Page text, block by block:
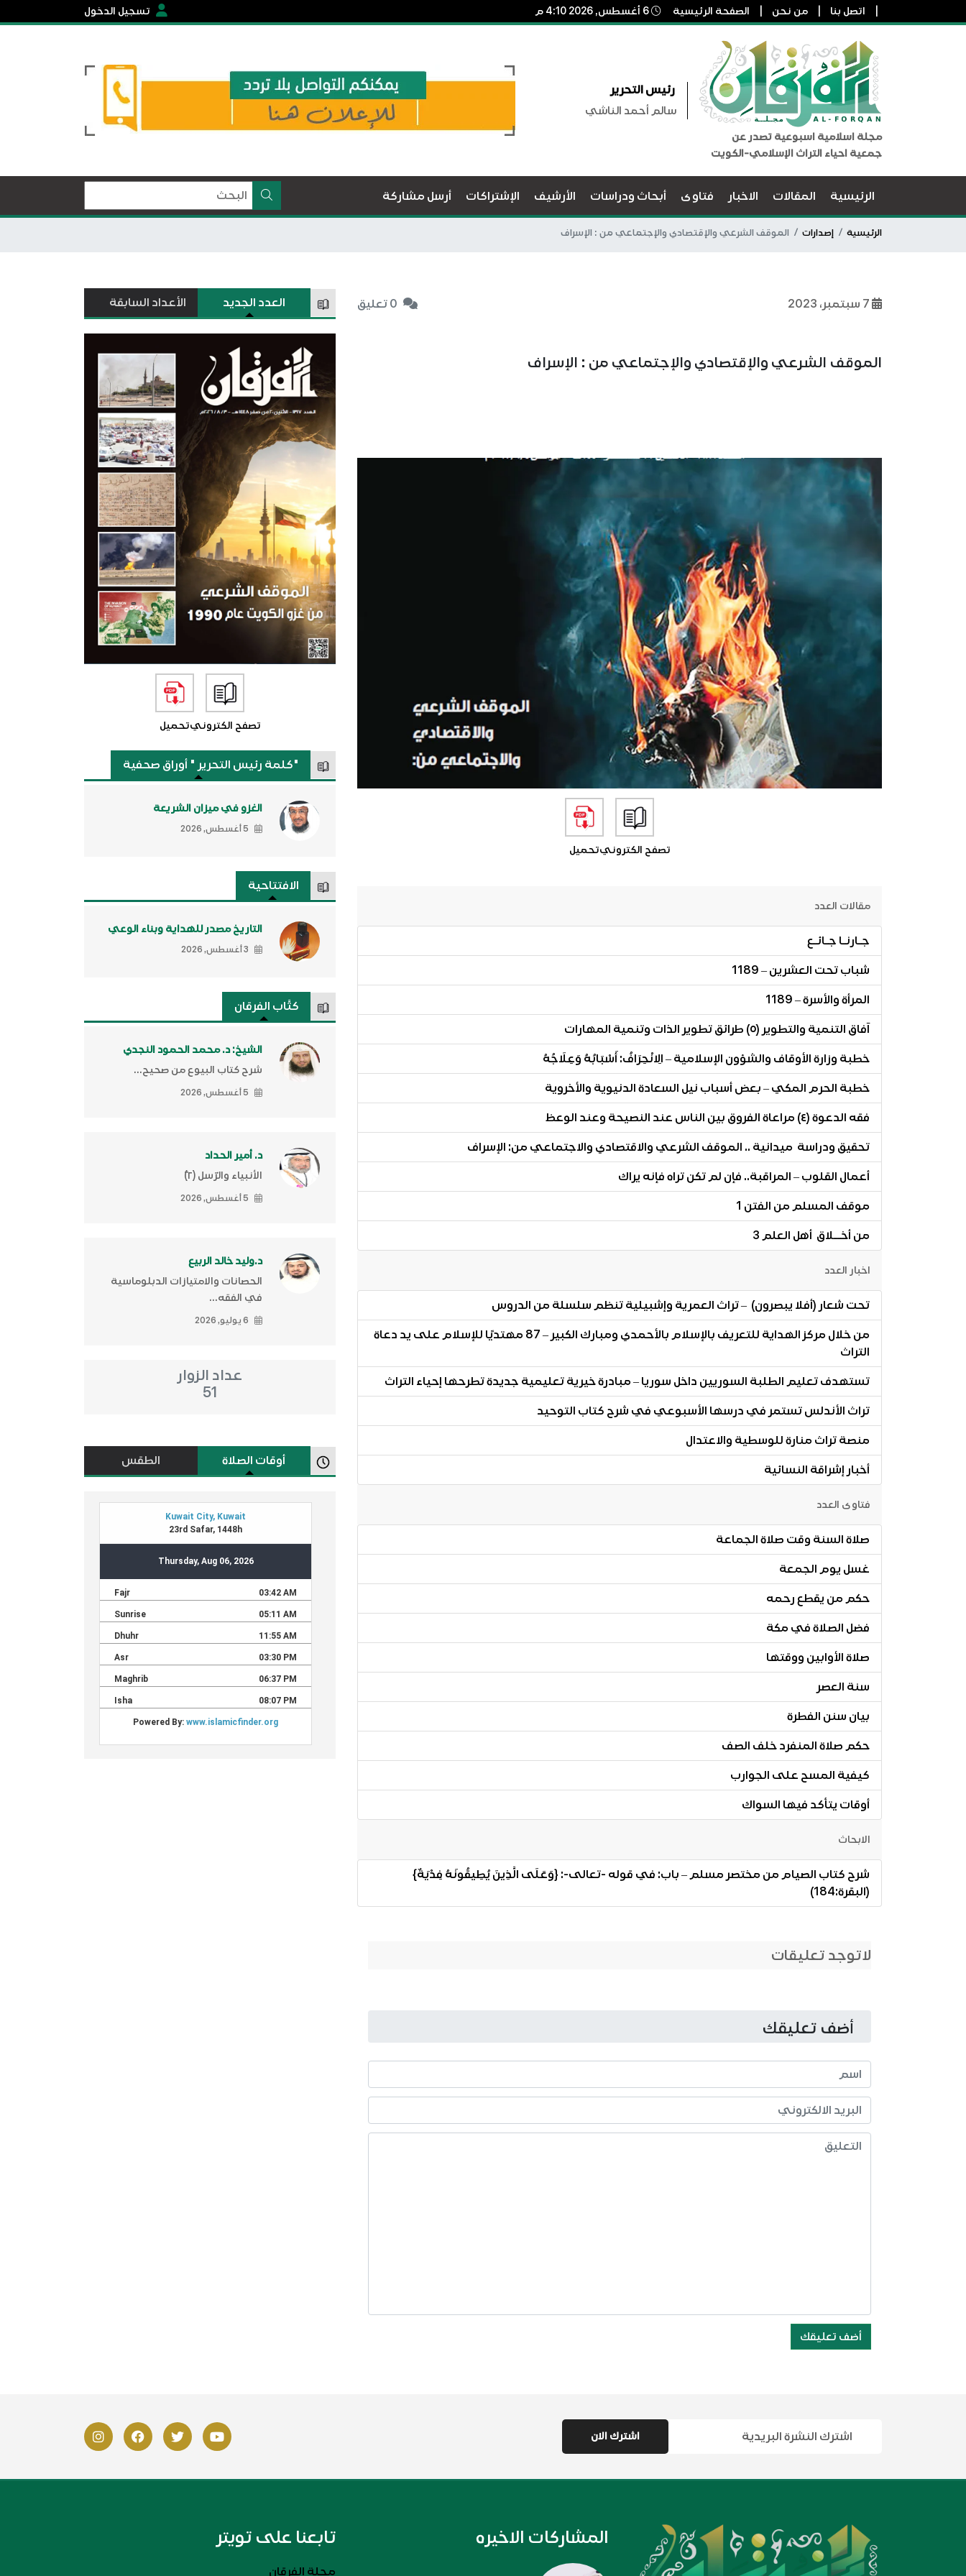
اتصل بنا من نحن الصفحة الرئيسية تسجيل الدخول
مجلة اسلامية اسبوعية تصدر عن
جمعية احياء التراث الإسلامي-الكويت
رئيس التحرير
سالم أحمد الناشي
الرئيسية المقالات الاخبار فتاوى أبحاث ودراسات الأرشيف الإشتراكات أرسل مشاركة
الرئيسية إصدارات الموقف الشرعي والإقتصادي والإجتماعي من : الإسراف
0 تعليق
الموقف الشرعي والإقتصادي والإجتماعي من : الإسراف
تصفح الكترونيتحميل
مقالات العدد
جـارنـا جـائـع
شباب تحت العشرين – 1189
المرأة والأسرة – 1189
آفاق التنمية والتطوير (٥) طرائق تطوير الذات وتنمية المهارات
خطبة وزارة الأوقاف والشؤون الإسلامية – الِانْحِرَافُ: أَسْبَابُهُ وَعِلَاجُهُ
خطبة الحرم المكي – بعض أسباب نيل السعادة الدنيوية والأخروية
فقه الدعوة (٤) مراعاة الفروق بين الناس عند النصيحة وعند الوعظ
تحقيق ودراسة ميدانية .. الموقف الشرعي والاقتصادي والاجتماعي من: الإسراف
أعمال القلوب – المراقبة.. فإن لم تكن تراه فإنه يراك
موقف المسلم من الفتن 1
من أخــلاق أهل العلم 3
اخبار العدد
تحت شعار (أفلا يبصرون) – تراث العمرية وإشبيلية تنظم سلسلة من الدروس
من خلال مركز الهداية للتعريف بالإسلام بالأحمدي ومبارك الكبير – 87 مهتديًا للإسلام على يد دعاة
التراث
تستهدف تعليم الطلبة السوريين داخل سوريا – مبادرة خيرية تعليمية جديدة تطرحها إحياء التراث
تراث الأندلس تستمر في درسها الأسبوعي في شرح كتاب التوحيد
منصة تراث منارة للوسطية والاعتدال
أخبار إشراقة النسائية
فتاوى العدد
صلاة السنة وقت صلاة الجماعة
غسل يوم الجمعة
حكم من يقطع رحمه
فضل الصلاة في مكة
صلاة الأوابين ووقتها
سنة العصر
بيان سنن الفطرة
حكم صلاة المنفرد خلف الصف
كيفية المسح على الجوارب
أوقات يتأكد فيها السواك
الابحاث
شرح كتاب الصيام من مختصر مسلم – باب: في قوله -تعالى-: {وَعَلَى الَّذِينَ يُطِيقُونَهُ فِدْيَةٌ}
(البقرة:184)
لاتوجد تعليقات
أضف تعليقك
أضف تعليقك
العدد الجديد الأعداد السابقة
تصفح الكترونيتحميل
"كلمة رئيس التحرير " أوراق صحفية
الغزو في ميزان الشريعة
5 أغسطس, 2026
الافتتاحية
التاريخ مصدر للهداية وبناء الوعي
3 أغسطس, 2026
كتَّاب الفرقان
الشيخ: د. محمد الحمود النجدي
شرح كتاب البيوع من صحيح...
5 أغسطس, 2026
د. أمير الحداد
الأنبياء والرّسل (٢)ّ
5 أغسطس, 2026
د.وليد خالد الربيع
الحصانات والامتيازات الدبلوماسية
في الفقه...
6 يوليو, 2026
عداد الزوار
51
أوقات الصلاة الطقس
المشاركات الاخيره تابعنا على تويتر
مجلة الفرقان